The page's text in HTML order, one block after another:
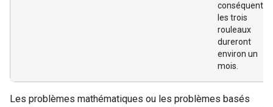
conséquent,
les trois
rouleaux
dureront
environ un
mois.
Les problèmes mathématiques ou les problèmes basés